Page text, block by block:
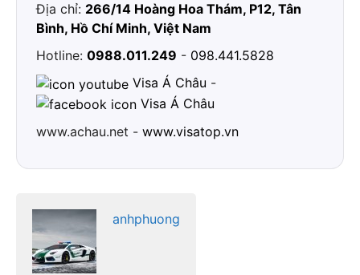
Địa chỉ: 266/14 Hoàng Hoa Thám, P12, Tân
Bình, Hồ Chí Minh, Việt Nam
Hotline: 0988.011.249 - 098.441.5828
Visa Á Châu -
Visa Á Châu
www.achau.net - www.visatop.vn
anhphuong